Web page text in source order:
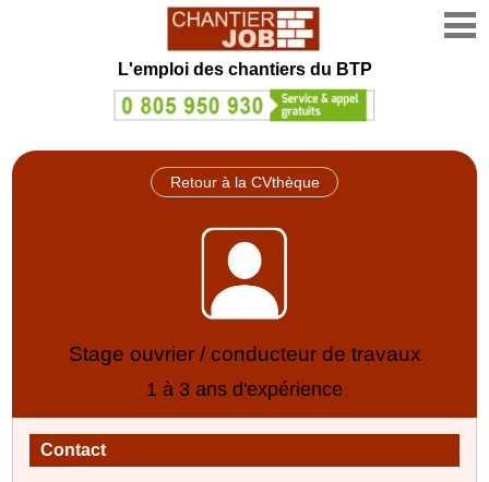
L'emploi des chantiers du BTP
Retour à la CVthèque
Stage ouvrier / conducteur de travaux
1 à 3 ans d'expérience
Contact